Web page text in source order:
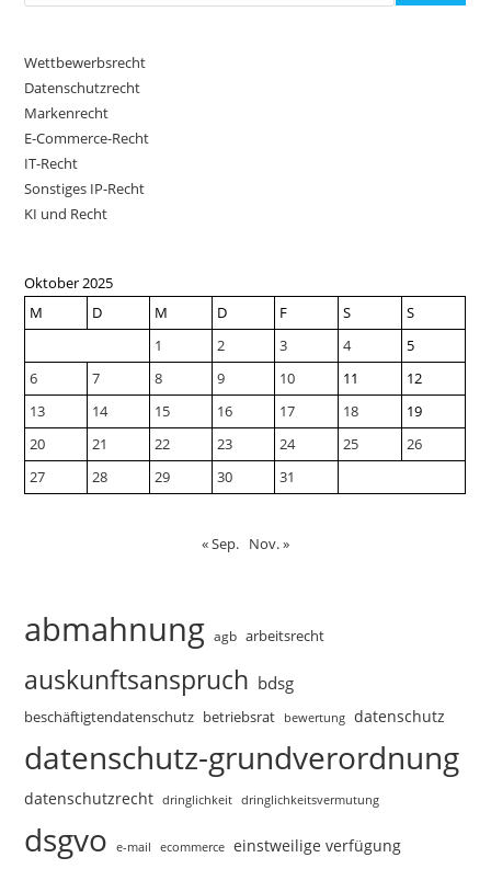
Wettbewerbsrecht
Datenschutzrecht
Markenrecht
E-Commerce-Recht
IT-Recht
Sonstiges IP-Recht
KI und Recht
Oktober 2025
M
D M D F S
S
1
2 3 4
5
6
7 8 9 10 11
12
13
14 15 16 17 18
19
20
21 22 23 24 25
26
27
28 29 30 31
« Sep. Nov. »
abmahnung agb arbeitsrecht
auskunftsanspruch bdsg
beschäftigtendatenschutz betriebsrat bewertung datenschutz
datenschutz-grundverordnung
datenschutzrecht dringlichkeit dringlichkeitsvermutung
dsgvo e-mail ecommerce einstweilige verfügung